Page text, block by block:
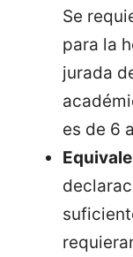
Se
para la
jurada
es de 6